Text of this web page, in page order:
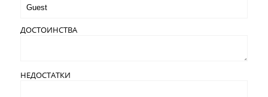
ДОСТОИНСТВА
НЕДОСТАТКИ